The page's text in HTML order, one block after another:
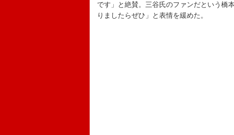
です」と絶賛。三谷氏のファンだという橋
りましたらぜひ」と表情を緩めた。